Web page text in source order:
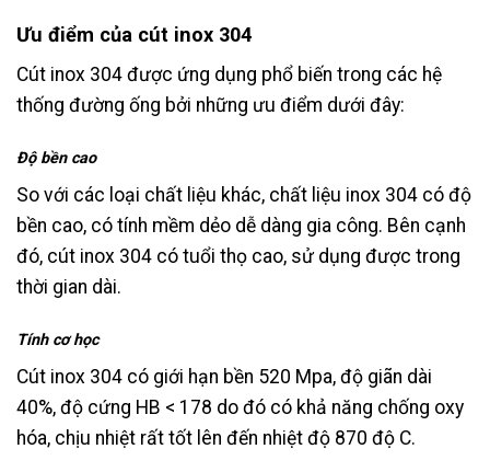
Ưu điểm của cút inox 304
Cút inox 304 được ứng dụng phổ biến trong các hệ
thống đường ống bởi những ưu điểm dưới đây:
Độ bền cao
So với các loại chất liệu khác, chất liệu inox 304 có độ
bền cao, có tính mềm dẻo dễ dàng gia công. Bên cạnh
đó, cút inox 304 có tuổi thọ cao, sử dụng được trong
thời gian dài.
Tính cơ học
Cút inox 304 có giới hạn bền 520 Mpa, độ giãn dài
40%, độ cứng HB < 178 do đó có khả năng chống oxy
hóa, chịu nhiệt rất tốt lên đến nhiệt độ 870 độ C.